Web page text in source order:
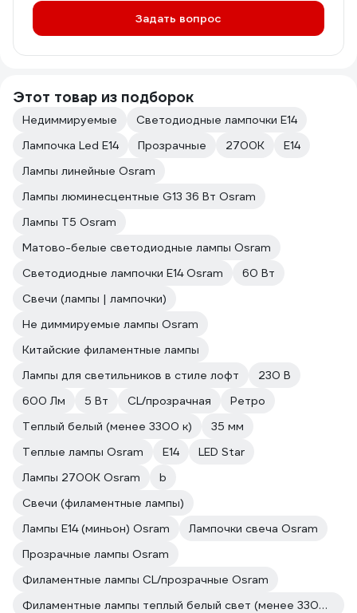
Задать вопрос
Этот товар из подборок
Недиммируемые
Светодиодные лампочки E14
Лампочка Led E14
Прозрачные 2700К
Е14
Лампы линейные Osram
Лампы люминесцентные G13 36 Вт Osram
Лампы T5 Osram
Матово-белые светодиодные лампы Osram
Светодиодные лампочки E14 Osram
60 Вт
Свечи (лампы | лампочки)
Не диммируемые лампы Osram
Китайские филаментные лампы
Лампы для светильников в стиле лофт
230 В
600 Лм
5 Вт CL/прозрачная
Ретро
Теплый белый (менее 3300 к)
35 мм
Теплые лампы Osram
E14
LED Star
Лампы 2700К Osram
b
Свечи (филаментные лампы)
Лампы Е14 (миньон) Osram
Лампочки свеча Osram
Прозрачные лампы Osram
Филаментные лампы CL/прозрачные Osram
Филаментные лампы теплый белый свет (менее 3300 к) Osram